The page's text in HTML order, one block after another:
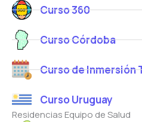
Curso 360
Curso Córdoba
Curso de Inmersión
Curso Uruguay
Residencias Equipo de Salud